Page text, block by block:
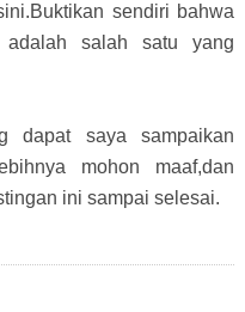
sendiri bahwa
adalah salah satu yang
dapat saya sampaikan
mohon maaf,dan
ini sampai selesai.